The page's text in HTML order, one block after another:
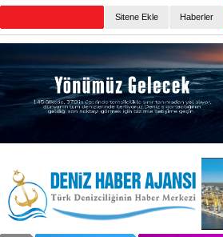
Sitene Ekle Haberler